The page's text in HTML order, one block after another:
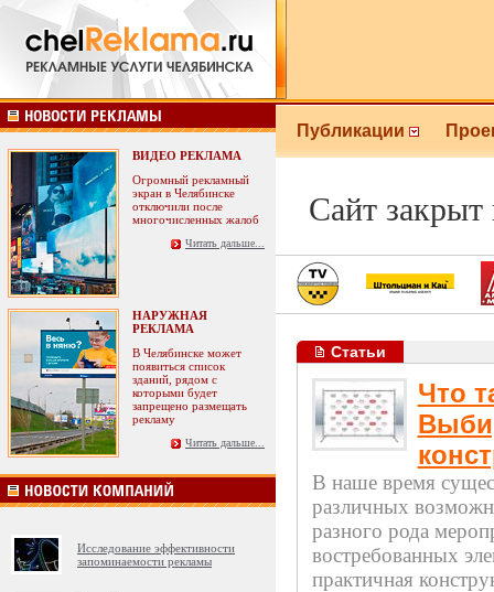
ВИДЕО РЕКЛАМА
Огромный рекламный
экран в Челябинске
отключили после
многочисленных жалоб
Читать дальше...
НАРУЖНАЯ
РЕКЛАМА
В Челябинске может
появиться список
зданий, рядом с
которыми будет
запрещено размещать
рекламу
Читать дальше...
Исследование эффективности
запоминаемости рекламы
Публикации
Сайт
Статьи
Что
В наше время
различных
разного рода
востребованных
практичная